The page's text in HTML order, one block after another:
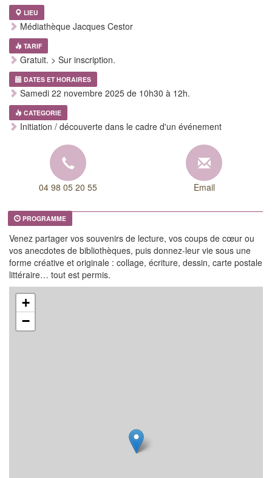
LIEU
Médiathèque Jacques Cestor
TARIF
Gratuit. > Sur inscription.
DATES ET HORAIRES
Samedi 22 novembre 2025 de 10h30 à 12h.
CATEGORIE
Initiation / découverte dans le cadre d'un événement
04 98 05 20 55 Email
PROGRAMME
Venez partager vos souvenirs de lecture, vos coups de cœur ou
vos anecdotes de bibliothèques, puis donnez-leur vie sous une
forme créative et originale : collage, écriture, dessin, carte postale
littéraire… tout est permis.
+
−